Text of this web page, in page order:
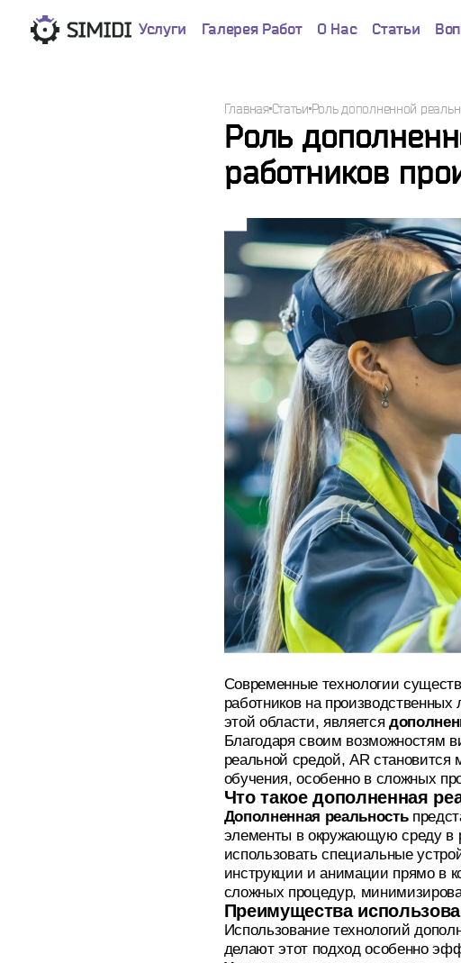
Услуги Галерея Работ О Нас Статьи
ГлавнаяСтатьи Роль дополненной
Роль
работников
Современные технологии
работников на
этой области, является
Благодаря своим возможностям
реальной средой, AR
обучения, особенно в сложных
Что такое дополненная
Дополненная реальность
элементы в окружающую среду в
использовать специальные
инструкции и анимации прямо в
сложных процедур,
Преимущества
Использование технологий
делают этот подход особенно